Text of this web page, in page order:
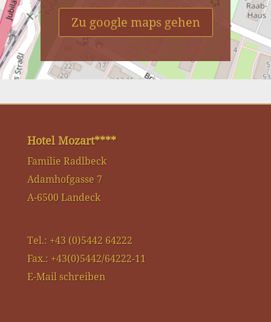
Zu google maps gehen
Hotel Mozart****
Familie Radlbeck
Adamhofgasse 7
A-6500 Landeck
Tel.: +43 (0)5442 64222
Fax.: +43(0)5442/64222-11
E-Mail schreiben